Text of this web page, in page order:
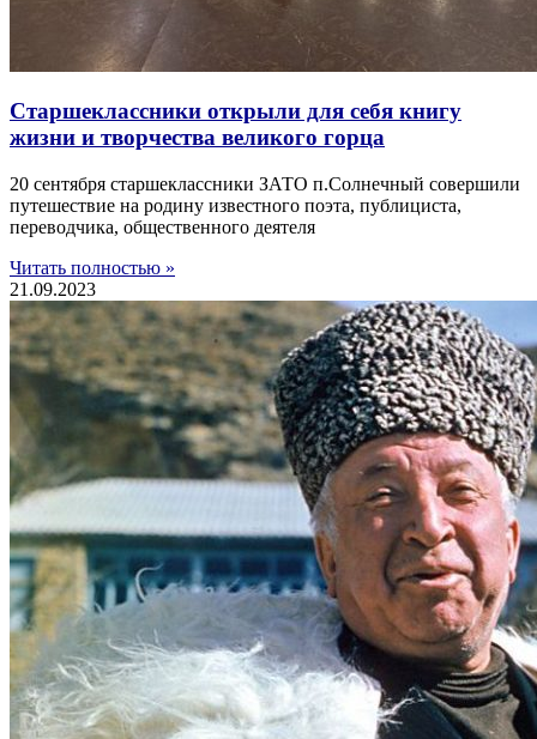
Старшеклассники открыли для себя книгу
жизни и творчества великого горца
20 сентября старшеклассники ЗАТО п.Солнечный совершили
путешествие на родину известного поэта, публициста,
переводчика, общественного деятеля
Читать полностью »
21.09.2023